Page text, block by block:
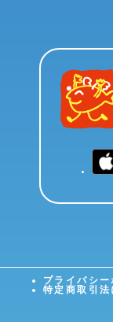
プライバシー
特定商取引